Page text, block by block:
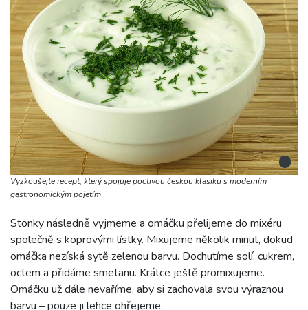
i
Vyzkoušejte recept, který spojuje poctivou českou klasiku s moderním
gastronomickým pojetím
Stonky následně vyjmeme a omáčku přelijeme do mixéru
společně s koprovými lístky. Mixujeme několik minut, dokud
omáčka nezíská sytě zelenou barvu. Dochutíme solí, cukrem,
octem a přidáme smetanu. Krátce ještě promixujeme.
Omáčku už dále nevaříme, aby si zachovala svou výraznou
barvu – pouze ji lehce ohřejeme.